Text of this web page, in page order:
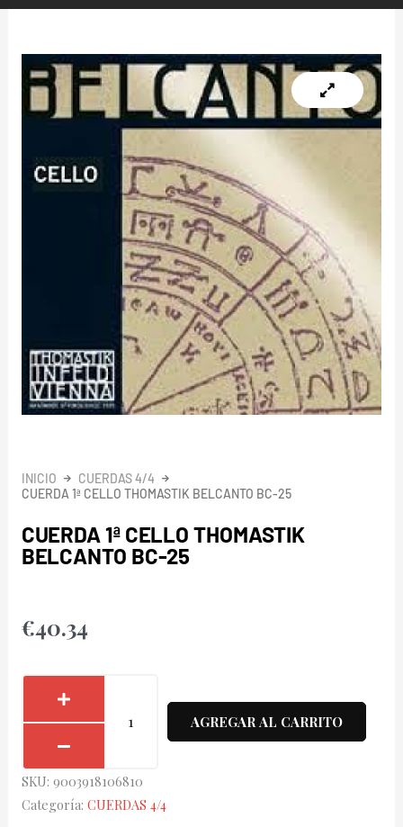
INICIO
CUERDAS 4/4
CUERDA 1ª CELLO THOMASTIK BELCANTO BC-25
CUERDA 1ª CELLO THOMASTIK
BELCANTO BC-25
€40.34
Belcanto
BC-
AGREGAR AL CARRITO
SKU: 9003918106810
Categoría: CUERDAS 4/4